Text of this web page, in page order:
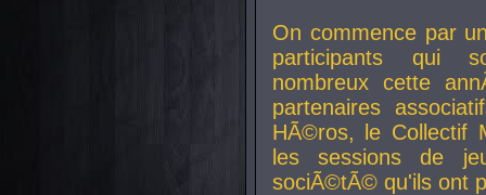
On commence par
participants qui
nombreux cette
partenaires
HÃ©ros, le Collectif
les sessions de
sociÃ©tÃ© qu'ils ont